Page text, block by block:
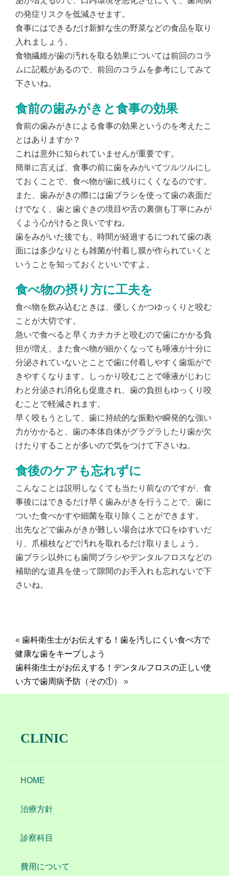
の発症リスクを低減させます。
食事にはできるだけ新鮮な生の野菜などの食品を取り
入れましょう。
食物繊維が歯の汚れを取る効果については前回のコラ
ムに記載があるので、前回のコラムを参考にしてみて
下さいね。
食前の歯みがきと食事の効果
食前の歯みがきによる食事の効果というのを考えたこ
とはありますか？
これは意外に知られていませんが重要です。
簡単に言えば、食事の前に歯をみがいてツルツルにし
ておくことで、食べ物が歯に残りにくくなるのです。
また、歯みがきの際には歯ブラシを使って歯の表面だ
けでなく、歯と歯ぐきの境目や舌の裏側も丁寧にみが
くよう心がけると良いですね。
歯をみがいた後でも、時間が経過するにつれて歯の表
面には多少なりとも雑菌が付着し膜が作られていくと
いうことを知っておくといいですよ。
食べ物の摂り方に工夫を
食べ物を飲み込むときは、優しくかつゆっくりと咬む
ことが大切です。
急いで食べると早くカチカチと咬むので歯にかかる負
担が増え、また食べ物が細かくなっても唾液が十分に
分泌されていないとことで歯に付着しやすく歯垢がで
きやすくなります。しっかり咬むことで唾液がじわじ
わと分泌され消化も促進され、歯の負担もゆっくり咬
むことで軽減されます。
早く咬もうとして、歯に持続的な振動や瞬発的な強い
力がかかると、歯の本体自体がグラグラしたり歯が欠
けたりすることが多いので気をつけて下さいね。
食後のケアも忘れずに
こんなことは説明しなくても当たり前なのですが、食
事後にはできるだけ早く歯みがきを行うことで、歯に
ついた食べかすや細菌を取り除くことができます。
出先などで歯みがきが難しい場合は水で口をゆすいだ
り、爪楊枝などで汚れを取れるだけ取りましょう。
歯ブラシ以外にも歯間ブラシやデンタルフロスなどの
補助的な道具を使って隙間のお手入れも忘れないで下
さいね。
« 歯科衛生士がお伝えする！歯を汚しにくい食べ方で
健康な歯をキープしよう
歯科衛生士がお伝えする！デンタルフロスの正しい使
い方で歯周病予防（その①）
»
CLINIC
HOME
治療方針
診察科目
費用について